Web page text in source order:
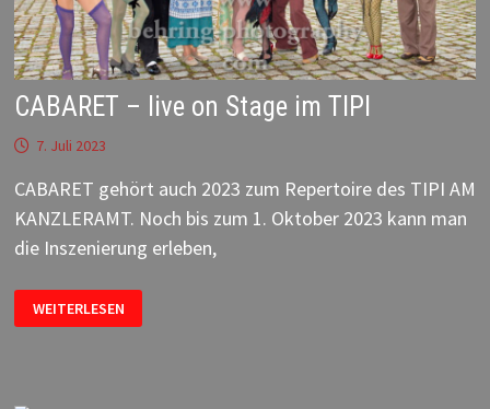
CABARET – live on Stage im TIPI
7. Juli 2023
CABARET gehört auch 2023 zum Repertoire des TIPI AM
KANZLERAMT. Noch bis zum 1. Oktober 2023 kann man
die Inszenierung erleben,
–
LIVE
WEITERLESEN